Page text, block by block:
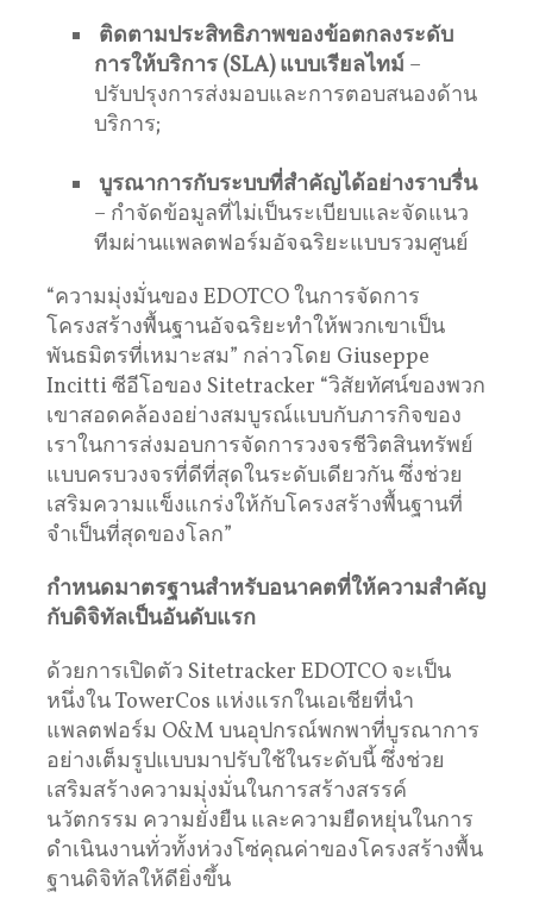
ติดตามประสิทธิภาพของข้อตกลงระดับ
การให้บริการ (SLA)แบบเรียลไทม์ –
ปรับปรุงการส่งมอบและการตอบสนองด้าน
บริการ;
บูรณาการกับระบบที่สำคัญได้อย่างราบรื่น
– กำจัดข้อมูลที่ไม่เป็นระเบียบและจัดแนว
ทีมผ่านแพลตฟอร์มอัจฉริยะแบบรวมศูนย์
“ความมุ่งมั่นของ EDOTCO ในการจัดการ
โครงสร้างพื้นฐานอัจฉริยะทำให้พวกเขาเป็น
พันธมิตรที่เหมาะสม” กล่าวโดย Giuseppe
Incitti ซีอีโอของ Sitetracker “วิสัยทัศน์ของพวก
เขาสอดคล้องอย่างสมบูรณ์แบบกับภารกิจของ
เราในการส่งมอบการจัดการวงจรชีวิตสินทรัพย์
แบบครบวงจรที่ดีที่สุดในระดับเดียวกัน ซึ่งช่วย
เสริมความแข็งแกร่งให้กับโครงสร้างพื้นฐานที่
จำเป็นที่สุดของโลก”
กำหนดมาตรฐานสำหรับอนาคตที่ให้ความสำคัญ
กับดิจิทัลเป็นอันดับแรก
ด้วยการเปิดตัว Sitetracker EDOTCO จะเป็น
หนึ่งใน TowerCos แห่งแรกในเอเชียที่นำ
แพลตฟอร์ม O&M บนอุปกรณ์พกพาที่บูรณาการ
อย่างเต็มรูปแบบมาปรับใช้ในระดับนี้ ซึ่งช่วย
เสริมสร้างความมุ่งมั่นในการสร้างสรรค์
นวัตกรรม ความยั่งยืน และความยืดหยุ่นในการ
ดำเนินงานทั่วทั้งห่วงโซ่คุณค่าของโครงสร้างพื้น
ฐานดิจิทัลให้ดียิ่งขึ้น